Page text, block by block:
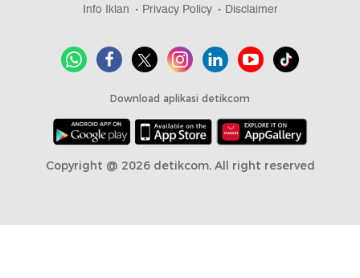
Info Iklan
Privacy Policy Disclaimer
Download aplikasi detikcom
Copyright @ 2026 detikcom, All right reserved